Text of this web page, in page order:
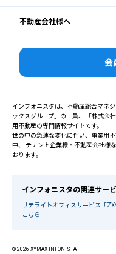
不動産会社様へ
会
インフォニスタは、不動産総合マネ
ックスグループ」の一員、 「株式会
用不動産の専門情報サイトです。
世の中の急速な変化に伴い、事業用
中、 テナント企業様・不動産会社様
おります。
インフォニスタの関連サー
サテライトオフィスサービス「ZXY
こちら
© 2026 XYMAX INFONISTA